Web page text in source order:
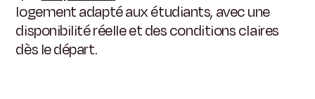
logement adapté aux étudiants, avec une
disponibilité réelle et des conditions claires
dès le départ.